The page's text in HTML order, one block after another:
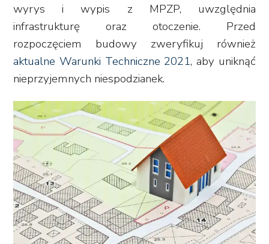
wyrys i wypis z MPZP, uwzględnia
infrastrukturę oraz otoczenie. Przed
rozpoczęciem budowy zweryfikuj również
aktualne Warunki Techniczne 2021, aby uniknąć
nieprzyjemnych niespodzianek.